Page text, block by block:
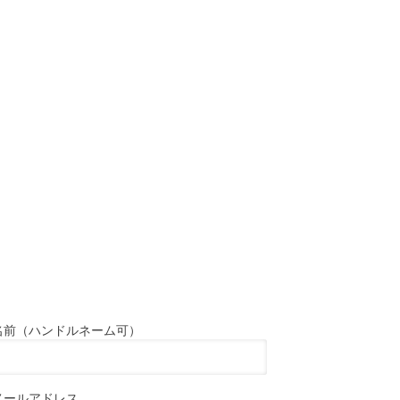
前（ハンドルネーム可）